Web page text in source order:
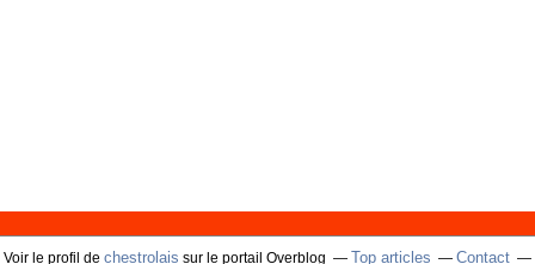
Voir le profil de chestrolais sur le portail Overblog Top articles Contact